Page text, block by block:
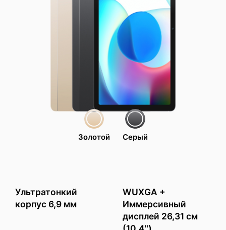
Ультратонкий
корпус 6,9 мм
WUXGA +
Иммерсивный
дисплей 26,31 см
Золотой Серый